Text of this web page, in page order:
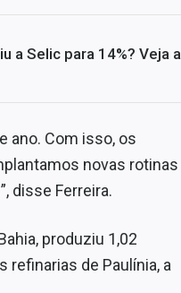
a Selic para 14%? Veja a
ano. Com isso, os
novas rotinas
disse Ferreira.
produziu 1,02
refinarias de Paulínia, a